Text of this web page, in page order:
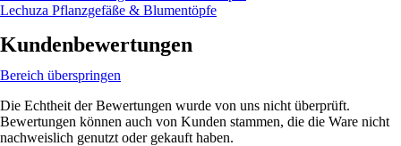
Lechuza Pflanzgefäße & Blumentöpfe
Kundenbewertungen
Bereich überspringen
Die Echtheit der Bewertungen wurde von uns nicht überprüft.
Bewertungen können auch von Kunden stammen, die die Ware nicht
nachweislich genutzt oder gekauft haben.